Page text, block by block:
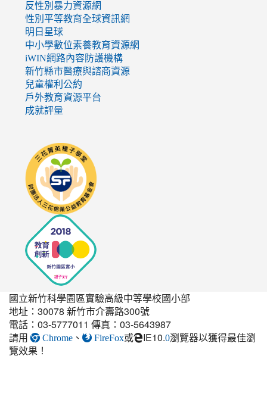
反性別暴力資源網
性別平等教育全球資訊網
明日星球
中小學數位素養教育資源網
iWIN網路內容防護機構
新竹縣市醫療與諮商資源
兒童權利公約
戶外教育資源平台
成就評量
http://seedschool.sunflower.org.tw/
國立新竹科學園區實驗高級中等學校國小部
地址：30078 新竹市介壽路300號
電話：03-5777011 傳真：03-5643987
請用
Chrome 、 FireFox或 IE10.0link
瀏覽器以獲得最佳瀏
覽效果！